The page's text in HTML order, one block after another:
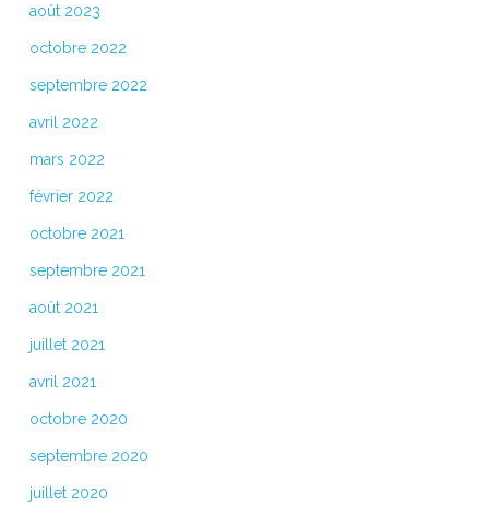
août 2023
octobre 2022
septembre 2022
avril 2022
mars 2022
février 2022
octobre 2021
septembre 2021
août 2021
juillet 2021
avril 2021
octobre 2020
septembre 2020
juillet 2020